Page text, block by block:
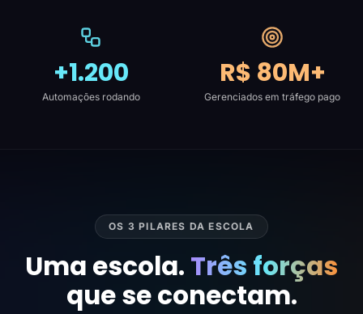
+1.200
Automações rodando
R$ 80M+
Gerenciados em tráfego pago
OS 3 PILARES DA ESCOLA
Uma escola. Três forças
que se conectam.